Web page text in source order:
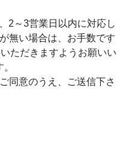
2～3営業日以内に対応し
無い場合は、お手数です
ただきますようお願いい
同意のうえ、ご送信下さ